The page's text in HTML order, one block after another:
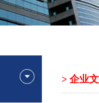
> 企业